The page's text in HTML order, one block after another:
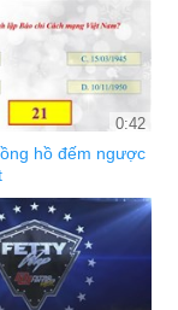
0:42
hồ đếm ngược